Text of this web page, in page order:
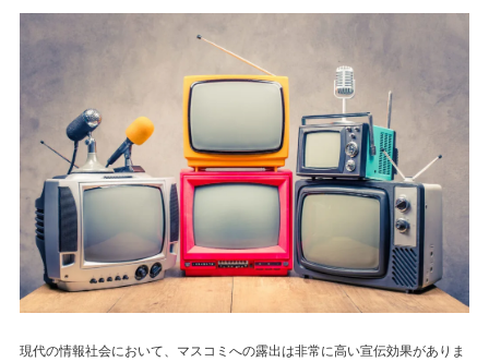
現代の情報社会において、マスコミへの露出は非常に高い宣伝効果がありま